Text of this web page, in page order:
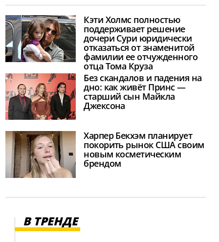
Кэти Холмс полностью
поддерживает решение
дочери Сури юридически
отказаться от знаменитой
фамилии ее отчужденного
отца Тома Круза
Без скандалов и падения на
дно: как живёт Принс —
старший сын Майкла
Джексона
Харпер Бекхэм планирует
покорить рынок США своим
новым косметическим
брендом
В ТРЕНДЕ